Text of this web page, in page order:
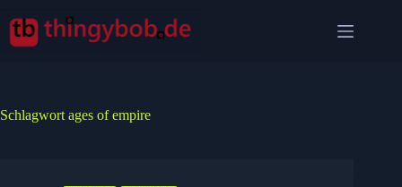
Inhalt
springen
Schlagwort ages of empire